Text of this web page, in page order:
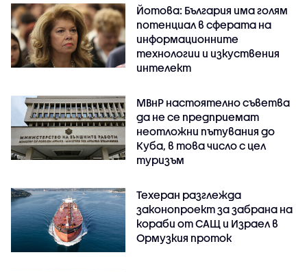
Йотова: България има голям
потенциал в сферата на
информационните
технологии и изкуствения
интелект
МВнР настоятелно съветва
да не се предприемат
неотложни пътувания до
Куба, в това число с цел
туризъм
Техеран разглежда
законопроект за забрана на
кораби от САЩ и Израел в
Ормузкия проток